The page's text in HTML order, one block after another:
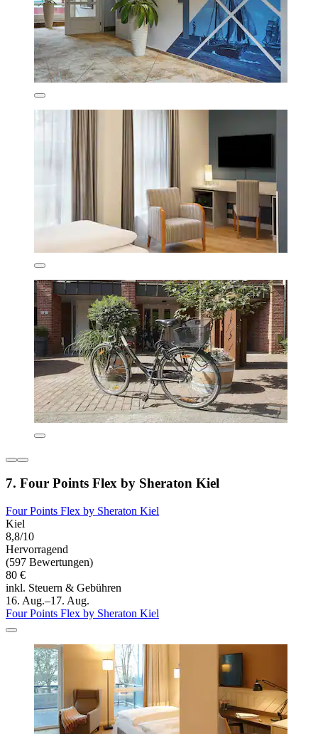
7. Four Points Flex by Sheraton Kiel
Four Points Flex by Sheraton Kiel
Kiel
8,8/10
Hervorragend
(597 Bewertungen)
80 €
inkl. Steuern & Gebühren
16. Aug.–17. Aug.
Four Points Flex by Sheraton Kiel